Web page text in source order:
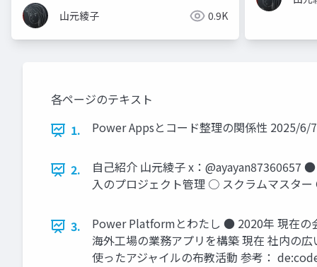
山元綾子 0.9K
各ページのテキスト
1.
Power Appsとコード整理の関係性 2025/6/
2.
自己紹介 山元綾子 x：
入のプロジェクト管理 ○ スクラムマスター
3.
Power Platformとわたし ● 2020年 現在の
海外工場の業務アプリを構築 現在 社内の
使ったアジャイルの布教活動 参考：